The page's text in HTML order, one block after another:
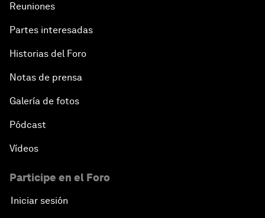
Reuniones
Partes interesadas
Historias del Foro
Notas de prensa
Galería de fotos
Pódcast
Vídeos
Participe en el Foro
Iniciar sesión